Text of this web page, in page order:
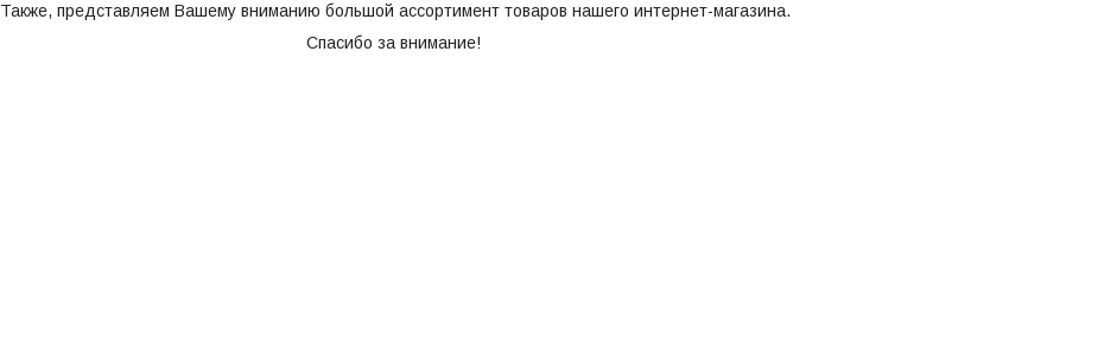
Также, представляем Вашему вниманию большой ассортимент товаров нашего интернет-магазина.
Спасибо за внимание!